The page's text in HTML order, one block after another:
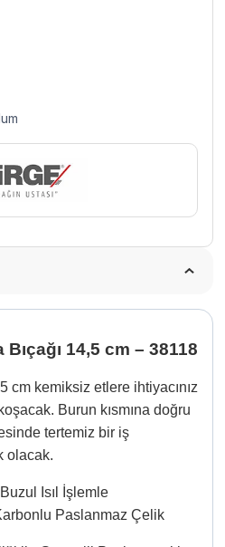
Bıçağı 14,5 cm – 38118
cm kemiksiz etlere ihtiyacınız
Burun kısmına doğru
tertemiz bir iş
olacak.
Isıl İşlemle
Paslanmaz Çelik